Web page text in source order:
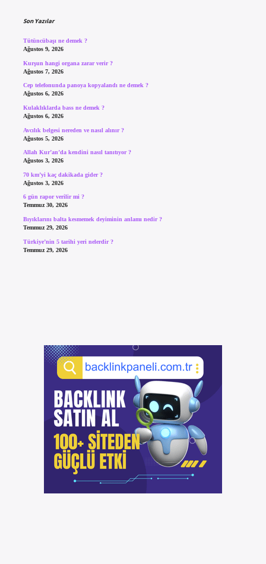
Son Yazılar
Tütüncübaşı ne demek ?
Ağustos 9, 2026
Kurşun hangi organa zarar verir ?
Ağustos 7, 2026
Cep telefonunda panoya kopyalandı ne demek ?
Ağustos 6, 2026
Kulaklıklarda bass ne demek ?
Ağustos 6, 2026
Avcılık belgesi nereden ve nasıl alınır ?
Ağustos 5, 2026
Allah Kur’an’da kendini nasıl tanıtıyor ?
Ağustos 3, 2026
70 km’yi kaç dakikada gider ?
Ağustos 3, 2026
6 gün rapor verilir mi ?
Temmuz 30, 2026
Bıyıklarını balta kesmemek deyiminin anlamı nedir ?
Temmuz 29, 2026
Türkiye’nin 5 tarihi yeri nelerdir ?
Temmuz 29, 2026